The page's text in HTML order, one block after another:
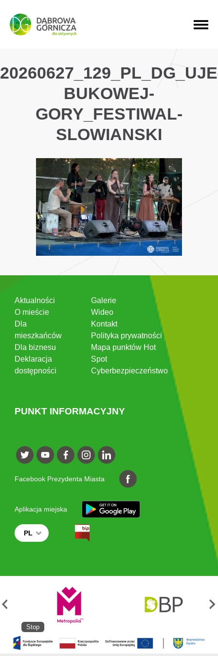
PRZEJDŹ DO MENU GŁÓWNEGO
PRZEJDŹ DO WYSZUKIWARKI
PRZEJDŹ DO TREŚCI
BUKOWEJ-
GORY_FESTIWAL-
SLOWIANSKI
Aktualności
O mieście
Dla
mieszkańców
Dla biznesu
Deklaracja
dostępności
Galerie
Wideo
Kontakt
Polityka prywatności
Mapa punktów Hot
Spot
Cyberbezpieczeństwo
PUNKT INFORMACYJNY
Facebook Prezydenta Miasta
Aplikacja miejska
PL
Stop